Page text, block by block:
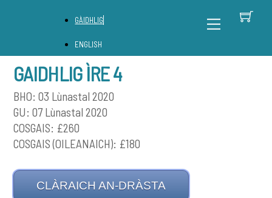
Menu
GÀIDHLIG
ENGLISH
GAIDHLIG ÌRE 4
BHO: 03 Lùnastal 2020
GU: 07 Lùnastal 2020
COSGAIS: £260
COSGAIS (OILEANAICH): £180
CLÀRAICH AN-DRÀSTA